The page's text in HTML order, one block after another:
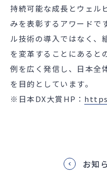
持続可能な成長とウェル
みを表彰するアワードです
ル技術の導入ではなく、
を変革することにあると
例を広く発信し、日本全
を目的としています。
※日本DX大賞 HP ：
お知